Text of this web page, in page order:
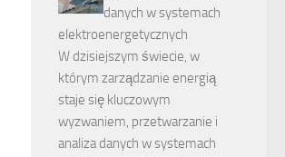
danych w systemach
elektroenergetycznych
W dzisiejszym świecie, w
którym zarządzanie energią
staje się kluczowym
wyzwaniem, przetwarzanie i
analiza danych w systemach